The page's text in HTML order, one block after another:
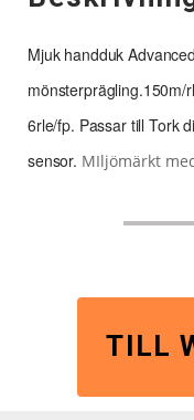
Mjuk handduk
mönsterprägling.150m/
6rle/fp. Passar till Tork
sensor. MIljömärkt
TILL